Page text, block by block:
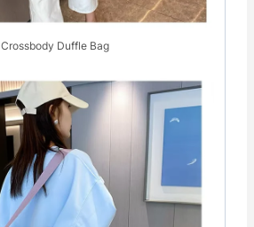
Crossbody Duffle Bag